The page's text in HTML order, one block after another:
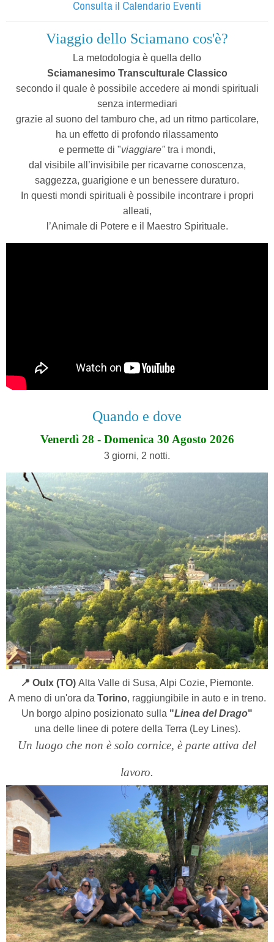
Consulta il Calendario Eventi
Viaggio dello Sciamano cos'è?
La metodologia è quella dello
Sciamanesimo Transculturale Classico
secondo il quale è possibile accedere ai mondi spirituali
senza intermediari
grazie al suono del tamburo che, ad un ritmo particolare,
ha un effetto di profondo rilassamento
e permette di "viaggiare"tra i mondi,
dal visibile all’invisibile per ricavarne conoscenza,
saggezza, guarigione e un benessere duraturo.
In questi mondi spirituali è possibile incontrare i propri
alleati,
l’Animale di Potere e il Maestro Spirituale.
Quando e dove
Venerdì 28 - Domenica 30 Agosto 2026
3 giorni, 2 notti.
📍 Oulx (TO) Alta Valle di Susa, Alpi Cozie, Piemonte.
A meno di un'ora da Torino, raggiungibile in auto e in treno.
Un borgo alpino posizionato sulla "Linea del Drago"
una delle linee di potere della Terra (Ley Lines).
Un luogo che non è solo cornice, è parte attiva del
lavoro.